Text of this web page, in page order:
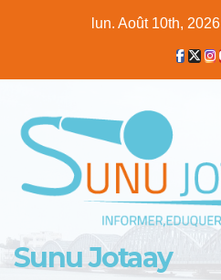
lun. Août 10th, 2026
Sunu Jotaay